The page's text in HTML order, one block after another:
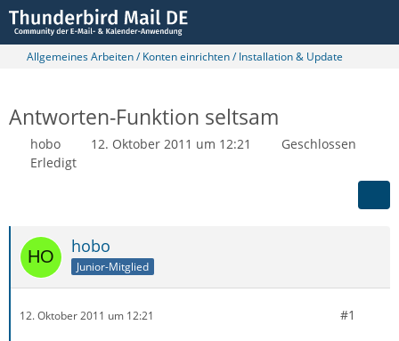
Allgemeines Arbeiten / Konten einrichten / Installation & Update
Antworten-Funktion seltsam
hobo 12. Oktober 2011 um 12:21
Geschlossen
Erledigt
hobo
Junior-Mitglied
12. Oktober 2011 um 12:21 #1